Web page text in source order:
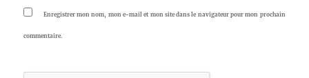
Enregistrer mon nom, mon e-mail et mon site dans le navigateur pour mon prochain
commentaire.